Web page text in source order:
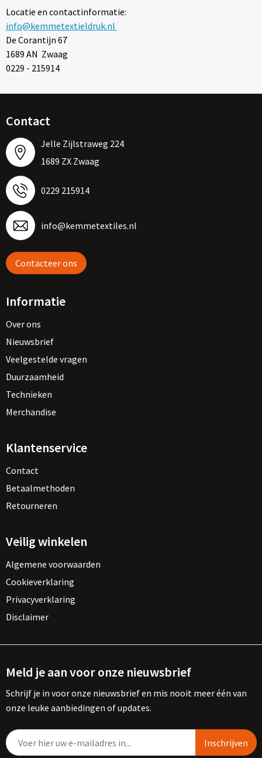
Restauranttextiel
Schoenen
Schorten en Sloven
Sweaters
T-Shirts
Veiligheidssignalering en Verlichting
Veiligheidsvesten en Veiligheidshesjes
Vesten
Rugzakken
Schoenentassen
Schoudertassen
Sporttassen
Strandtassen
Tablettassen
Toilettassen
Trolleys
Waterbestendige tassen
Locatie en contactinformatie:
info@kemmetextieldruk.nl
De Corantijn 67
1689 AN Zwaag
0229 - 215914
Contact
Jelle Zijlstraweg 224
1689 ZX Zwaag
0229 215914
info@kemmetextiles.nl
Contacteer ons
Informatie
Over ons
Nieuwsbrief
Veelgestelde vragen
Duurzaamheid
Technieken
Merchandise
Klantenservice
Contact
Betaalmethoden
Retourneren
Veilig winkelen
Algemene voorwaarden
Cookieverklaring
Privacyverklaring
Disclaimer
Meld je aan voor onze nieuwsbrief
Schrijf je in voor onze nieuwsbrief en mis nooit meer één van
onze leuke aanbiedingen of updates.